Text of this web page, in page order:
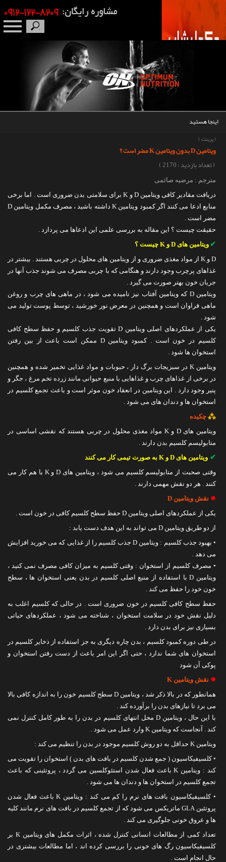
محصولات
اخبار
مقالات
تماس با ما
اینجا هستید
(پرینت )
ویتامین D بدون ویتامین K مضر است ؟
( تعداد بازدید : 2170 )
مترجم : مرضیه صائمی
دریافت مقادیر کافی ویتامین D و K برای سلامتی بدن ضروری است . اما برخی
منابع ادعا می کنند اگر کمبود ویتامین K داشته باشید ، مصرف مکمل ویتامین D
مضر است .
حقیقت چیست ؟ این مقاله به بررسی علمی این ادعاها می پردازد .
✔ ویتامین های D و K چیست ؟
D و K از مواد مغذی ضروری و از ویتامین های محلول در چربی هستند . بیشتر در
غذاهای پرچرب وجود دارند و هنگامی که با چربی مصرف می شوند جذب آنها در
جریان خون بهتر صورت می گیرد .
ویتامین D که ویتامین آفتاب نیز نامیده می شود ، در ماهی های چرب و روغن
ماهی فراوان است و همچنین در معرض نور خورشید ، توسط پوست تولید می
شود .
یکی از عملکردهای اصلی ویتامین D تقویت جذب کلسیم و حفظ سطح کافی
کلسیم در خون است . کمبود ویتامین D ممکن است باعث از بین رفتن
استخوان ها شود .
ویتامین K در سبزیجات برگ دار ، حبوبات و مواد غذایی تخمیر شده و همچنین
در برخی از غذاهای چرب و غذاهایی با منبع حیوانی مانند زرده تخم مرغ ، جگر و
پنیر وجود دارد . این ویتامین در انعقاد خون موثر است و باعث تجمع کلسیم در
استخوان ها و دندان های می شود .
⁂ چکیده
ویتامین های D و K مواد مغذی محلول در چربی هستند که نقشی اساسی در
متابولیسم کلسیم بدن دارند .
✔ ویتامین های D و K به صورت تیمی کار می کنند
وقتی صحبت از متابولیسم کلسیم می شود ، ویتامین های D و K با هم کار می
کنند . هر دو نقش مهمی دارند .
✵ نقش ویتامین D
یکی از عملکردهای اصلی ویتامین D حفظ سطح کلسیم کافی در خون است .
از دو طریق ویتامین D می تواند به این هدف دست یابد :
• بهبود جذب کلسیم : ویتامین D جذب کلسیم را از غذایی که می خورید افزایش
می دهد .
• مصرف کلسیم از استخوان : وقتی کلسیم به میزان کافی مصرف نمی کنید ،
ویتامین D با استفاده از منبع اصلی کلسیم در بدن یعنی استخوان ها ، سطح
خون خود را حفظ می کند .
حفظ سطح کافی کلسیم در خون ضروری است . در حالی که کلسیم اغلب به
دلیل نقش خود در سلامت استخوان ، شناخته می شود ، عملکردهای حیاتی
بسیاری نیز برای بدن دارد .
در طی دوره کمبود کلسیم ، بدن چاره دیگری به جز استفاده از ذخایر کلسیم در
استخوان های شما ندارد ، حتی اگر این امر باعث از دست رفتن استخوان و
پوکی آن شود
✵ نقش ویتامین K
همانطور که در بالا ذکر شد ، ویتامین D سطح کلسیم خون را به اندازه کافی بالا
می برد تا نیازهای بدن را برآورده کند .
با این حال ، ویتامین D محل انتهای کلسیم در بدن را به طور کامل کنترل نمی
کند . آنجاست که ویتامین K وارد عمل می شود .
ویتامین K حداقل به دو روش کلسیم موجود در بدن را تنظیم می کند :
• کلسیفیکاسیون ( جمع شدن کلسیم در بافت های بدن ) استخوان را تقویت می
کند : ویتامین K باعث فعال شدن استئوکلسین می گردد ، پروتئینی که باعث
تجمع کلسیم در استخوان ها و دندان ها می شود .
• کلسیفیکاسیون بافت های نرم را کم می کند : ویتامین K باعث فعال شدن
پروتئین GLA ماتریکس می شود که از تجمع کلسیم در بافت های نرم مانند کلیه
ها و عروق خونی جلوگیری می کند .
تعداد کمی از مطالعات انسانی کنترل شده ، اثرات مکمل های ویتامین K بر
کلسیفیکاسیون رگ های خونی را بررسی کرده اند ، اما مطالعات بیشتری در
حال انجام است .